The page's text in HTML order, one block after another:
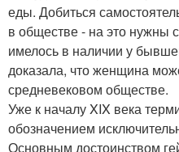
еды. Добиться
в обществе - на это нужны
имелось в наличии у
доказала, что женщина
средневековом обществе.
Уже к началу XIX века
обозначением
Основным достоинством